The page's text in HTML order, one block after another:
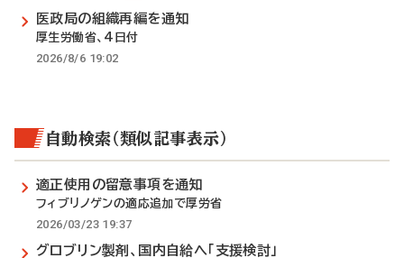
医政局の組織再編を通知
厚生労働省、4日付
2026/8/6 19:02
自動検索（類似記事表示）
適正使用の留意事項を通知
フィブリノゲンの適応追加で厚労省
2026/03/23 19:37
グロブリン製剤、国内自給へ「支援検討」